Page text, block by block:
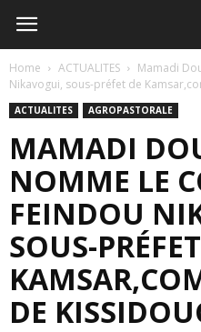
Home ACTUALITES
Mamadi
Nikavogui, sous-préfet de
ACTUALITES AGROPASTORALE
MAMADI
NOMME LE
FEINDOU
SOUS-
DE